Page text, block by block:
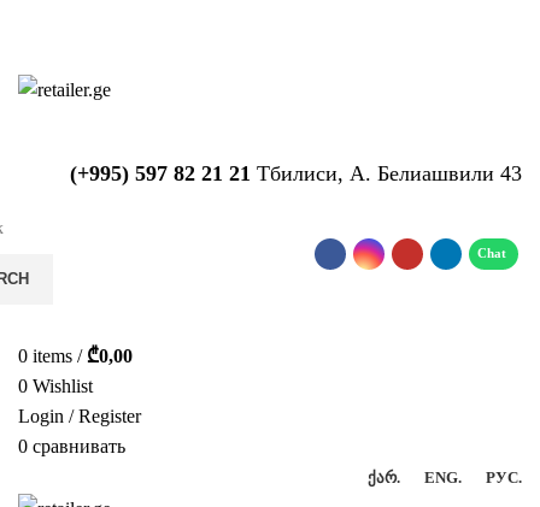
(+995) 597 82 21 21 Тбилиси, А. Белиашвили 43
0 items / ₾0,00
0 Wishlist
Login / Register
0 сравнивать
ᲥᲐᲠ. ENG. РУС.